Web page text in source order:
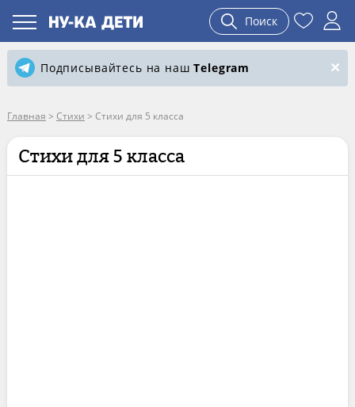
Поиск
Подписывайтесь на нашTelegram
Главная > Стихи > Стихи для 5 класса
Стихи для 5 класса